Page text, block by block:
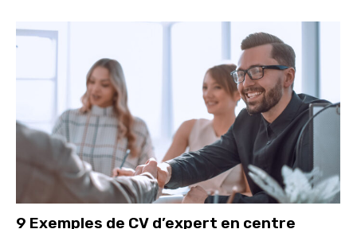
9 Exemples de CV d’expert en centre